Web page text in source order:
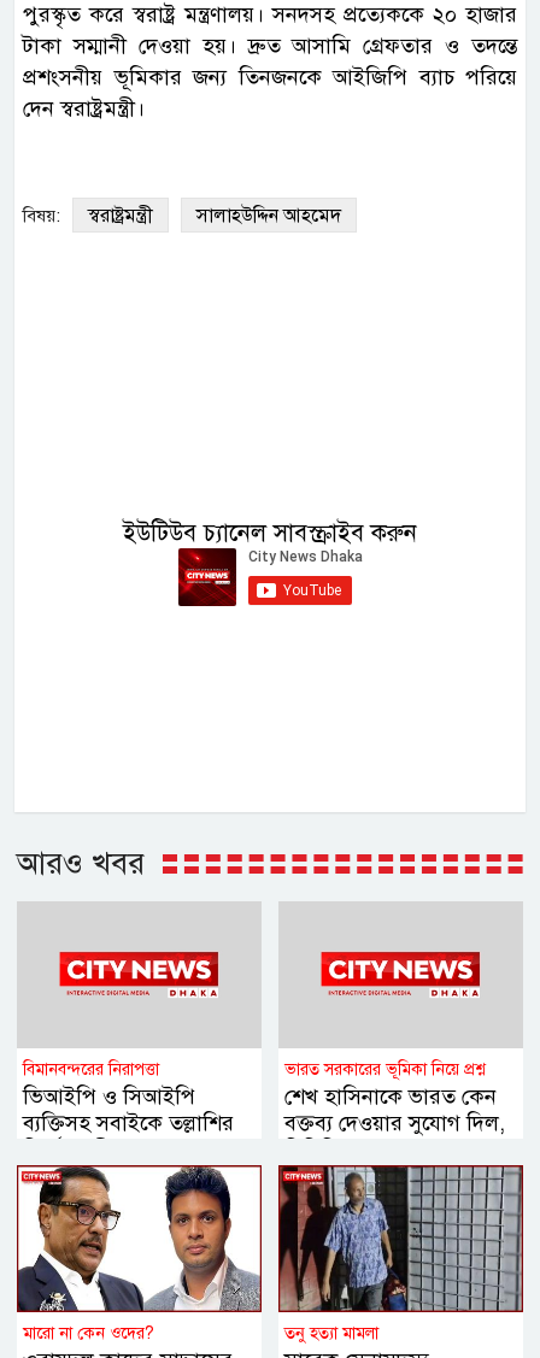
পুরস্কৃত করে স্বরাষ্ট্র মন্ত্রণালয়। সনদসহ প্রত্যেককে ২০ হাজার
টাকা সম্মানী দেওয়া হয়। দ্রুত আসামি গ্রেফতার ও তদন্তে
প্রশংসনীয় ভূমিকার জন্য তিনজনকে আইজিপি ব্যাচ পরিয়ে
দেন স্বরাষ্ট্রমন্ত্রী।
বিষয়: স্বরাষ্ট্রমন্ত্রী সালাহউদ্দিন আহমেদ
ইউটিউব চ্যানেল সাবস্ক্রাইব করুন
আরও খবর
বিমানবন্দরের নিরাপত্তা
ভিআইপি ও সিআইপি
ব্যক্তিসহ সবাইকে তল্লাশির
ভারত সরকারের ভূমিকা নিয়ে প্রশ্ন
শেখ হাসিনাকে ভারত কেন
বক্তব্য দেওয়ার সুযোগ দিল,
স্বরাষ্ট্রমন্ত্রী
মারো না কেন ওদের? তনু হত্যা মামলা